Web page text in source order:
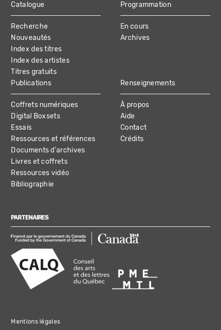
MAIN
NAVIGATION
Catalogue
Recherche
Nouveautés
Index des titres
Index des artistes
Titres gratuits
Programmation
En cours
Archives
Publications
Coffrets numériques
Digital Boxsets
Essais
Ressources et références
Documents d'archives
Livres et coffrets
Ressources vidéo
Bibliographie
Renseignements
À propos
Aide
Contact
Crédits
PARTENAIRES
Mentions légales